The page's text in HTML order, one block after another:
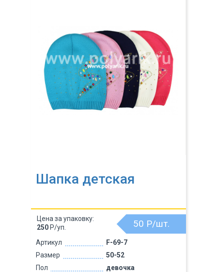
Шапка детская
Артикул
F-69-7
Размер
50-52
Пол
девочка
50 Р/шт.
Цена за упаковку:
250 Р/уп.